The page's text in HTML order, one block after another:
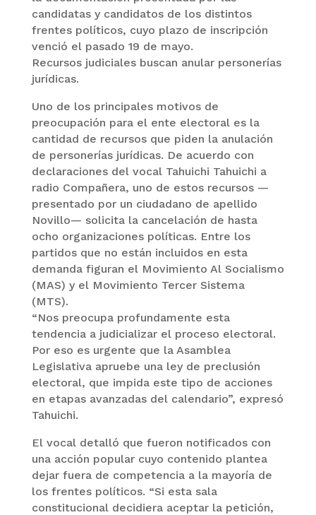
candidatas y candidatos de los distintos
frentes políticos, cuyo plazo de inscripción
venció el pasado 19 de mayo.
Recursos judiciales buscan anular personerías
jurídicas.
Uno de los principales motivos de
preocupación para el ente electoral es la
cantidad de recursos que piden la anulación
de personerías jurídicas. De acuerdo con
declaraciones del vocal Tahuichi Tahuichi a
radio Compañera, uno de estos recursos —
presentado por un ciudadano de apellido
Novillo— solicita la cancelación de hasta
ocho organizaciones políticas. Entre los
partidos que no están incluidos en esta
demanda figuran el Movimiento Al Socialismo
(MAS) y el Movimiento Tercer Sistema
(MTS).
“Nos preocupa profundamente esta
tendencia a judicializar el proceso electoral.
Por eso es urgente que la Asamblea
Legislativa apruebe una ley de preclusión
electoral, que impida este tipo de acciones
en etapas avanzadas del calendario”, expresó
Tahuichi.
El vocal detalló que fueron notificados con
una acción popular cuyo contenido plantea
dejar fuera de competencia a la mayoría de
los frentes políticos. “Si esta sala
constitucional decidiera aceptar la petición,